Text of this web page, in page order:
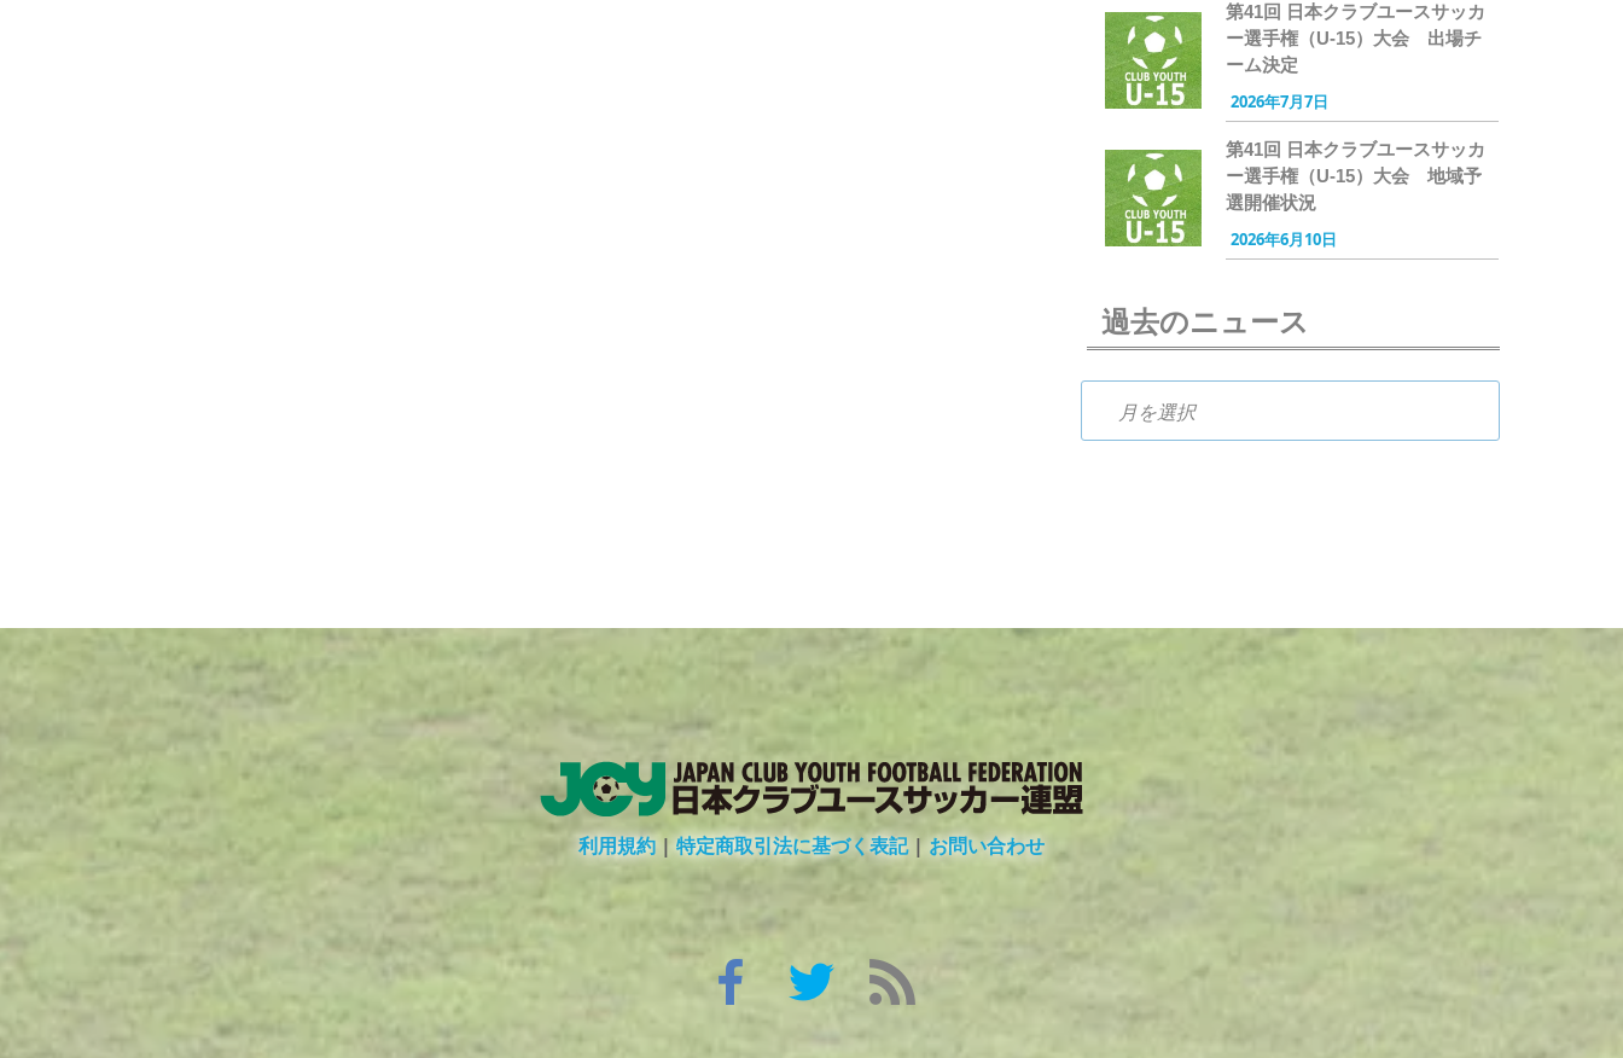
第41回 日本クラブユースサッカ
ー選手権（U-15）大会 出場チ
ーム決定
2026年7月7日
第41回 日本クラブユースサッカ
ー選手権（U-15）大会 地域予
選開催状況
2026年6月10日
過去のニュース
利用規約 | 特定商取引法に基づく表記|お問い合わせ